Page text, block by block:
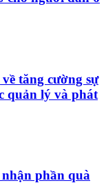
tăng cường sự
quản lý và phát
phần quà